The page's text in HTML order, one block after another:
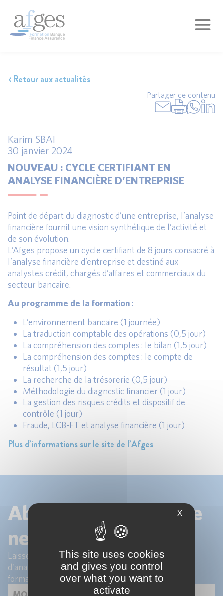
Retour aux actualités
Partager ce contenu
Karim SBAI
30 janvier 2024
NOUVEAU : CYCLE CERTIFIANT EN
ANALYSE FINANCIÈRE D’ENTREPRISE
Point de départ du diagnostic d’une entreprise, l’analyse
financière fournit une vision synthétique de l’activité et
de son évolution.
L’Afges propose un cycle certifiant de 8 jours consacré à
l’analyse financière d’entreprise et destiné aux
analystes crédit, chargés d’affaires et commerciaux du
secteur bancaire.
Au programme de la formation :
L’environnement bancaire (1 journée)
La traduction comptable des opérations (0,5 jour)
La compréhension des comptes : le bilan (1,5 jour)
La compréhension des comptes : le compte de
résultat (1,5 jour)
La recherche de la trésorerie (0,5 jour)
Méthodologie du diagnostic financier (1 jour)
La gestion des risques crédits et dispositif de
contrôle (1 jour)
Fraude, LCB-FT et analyse financière (1 jour)
Plus d’informations sur le site de l’Afges
Abonnez-vous à notre
newsletter !
Laissez-nous votre email pour recevoir les articles
d'analyse de nos experts et les actualités de nos
formations.
X
This site uses cookies
and gives you control
over what you want to
activate